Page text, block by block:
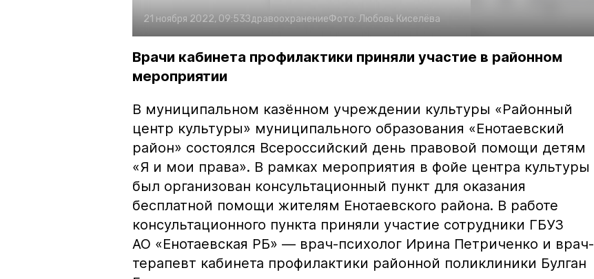
21 ноября 2022, 09:53ЗдравоохранениеФото: Любовь Киселёва
Врачи кабинета профилактики приняли участие в районном
мероприятии
В муниципальном казённом учреждении культуры «Районный
центр культуры» муниципального образования «Енотаевский
район» состоялся Всероссийский день правовой помощи детям
«Я и мои права». В рамках мероприятия в фойе центра культуры
был организован консультационный пункт для оказания
бесплатной помощи жителям Енотаевского района. В работе
консультационного пункта приняли участие сотрудники ГБУЗ
АО «Енотаевская РБ» — врач-психолог Ирина Петриченко и врач-
терапевт кабинета профилактики районной поликлиники Булган